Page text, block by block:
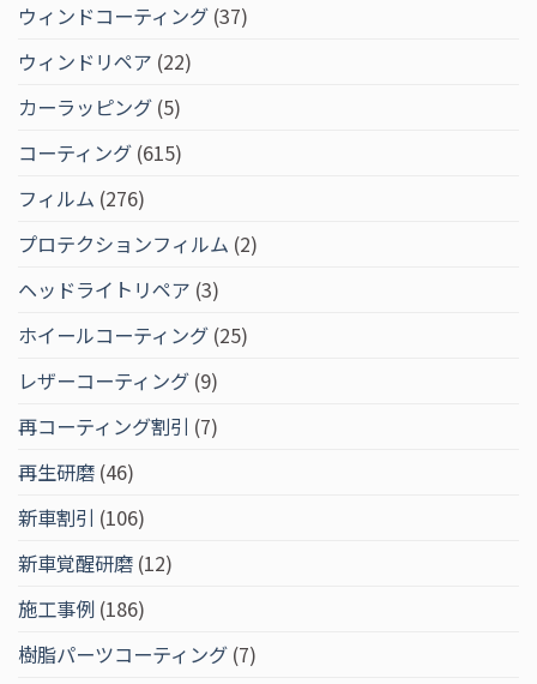
ウィンドコーティング (37)
ウィンドリペア (22)
カーラッピング (5)
コーティング (615)
フィルム (276)
プロテクションフィルム (2)
ヘッドライトリペア (3)
ホイールコーティング (25)
レザーコーティング (9)
再コーティング割引 (7)
再生研磨 (46)
新車割引 (106)
新車覚醒研磨 (12)
施工事例 (186)
樹脂パーツコーティング (7)